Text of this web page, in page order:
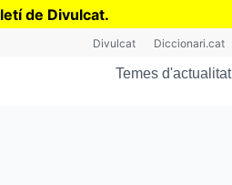
de Divulcat.
Divulcat Diccionari.cat
Temes d'actualitat